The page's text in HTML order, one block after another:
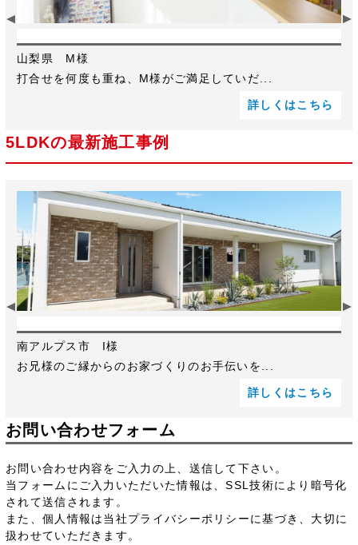
山梨県 M様
打合せを何度も重ね、M様がご満足していだ...
詳しくはこちら
5LDKの最新施工事例
南アルプス市 I様
お兄様のご縁からのお家づくりのお手伝いを...
詳しくはこちら
お問い合わせフォーム
お問い合わせ内容をご入力の上、送信して下さい。
当フォームにご入力いただいた情報は、SSL技術により暗号化
されて送信されます。
また、個人情報は当社プライバシーポリシーに基づき、大切に
扱わせていただきます。